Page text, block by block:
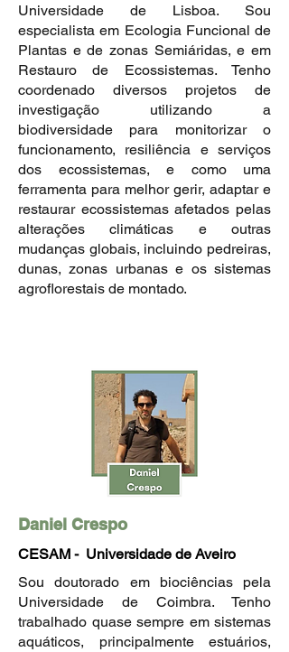
Universidade de Lisboa. Sou
especialista em Ecologia Funcional de
Plantas e de zonas Semiáridas, e em
Restauro de Ecossistemas. Tenho
coordenado diversos projetos de
investigação utilizando a
biodiversidade para monitorizar o
funcionamento, resiliência e serviços
dos ecossistemas, e como uma
ferramenta para melhor gerir, adaptar e
restaurar ecossistemas afetados pelas
alterações climáticas e outras
mudanças globais, incluindo pedreiras,
dunas, zonas urbanas e os sistemas
agroflorestais de montado.
Daniel Crespo
CESAM - Universidade de Aveiro
Sou doutorado em biociências pela
Universidade de Coimbra. Tenho
trabalhado quase sempre em sistemas
aquáticos, principalmente estuários,